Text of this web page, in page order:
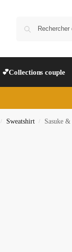
💕Collections couple
/ Sweatshirt / Sasuke